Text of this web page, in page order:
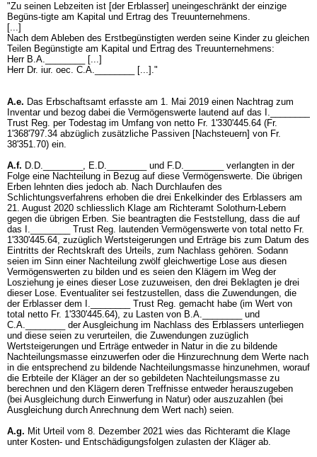
"Zu seinen Lebzeiten ist [der Erblasser] uneingeschränkt der einzige
Begüns-tigte am Kapital und Ertrag des Treuunternehmens.
[...]
Nach dem Ableben des Erstbegünstigten werden seine Kinder zu gleichen
Teilen Begünstigte am Kapital und Ertrag des Treuunternehmens:
Herr B.A.________ [...]
Herr Dr. iur. oec. C.A.________ [...]."
A.e. Das Erbschaftsamt erfasste am 1. Mai 2019 einen Nachtrag zum
Inventar und bezog dabei die Vermögenswerte lautend auf das I.________
Trust Reg. per Todestag im Umfang von netto Fr. 1'330'445.64 (Fr.
1'368'797.34 abzüglich zusätzliche Passiven [Nachsteuern] von Fr.
38'351.70) ein.
A.f. D.D.________, E.D.________ und F.D.________ verlangten in der
Folge eine Nachteilung in Bezug auf diese Vermögenswerte. Die übrigen
Erben lehnten dies jedoch ab. Nach Durchlaufen des
Schlichtungsverfahrens erhoben die drei Enkelkinder des Erblassers am
21. August 2020 schliesslich Klage am Richteramt Solothurn-Lebern
gegen die übrigen Erben. Sie beantragten die Feststellung, dass die auf
das I.________ Trust Reg. lautenden Vermögenswerte von total netto Fr.
1'330'445.64, zuzüglich Wertsteigerungen und Erträge bis zum Datum des
Eintritts der Rechtskraft des Urteils, zum Nachlass gehören. Sodann
seien im Sinn einer Nachteilung zwölf gleichwertige Lose aus diesen
Vermögenswerten zu bilden und es seien den Klägern im Weg der
Losziehung je eines dieser Lose zuzuweisen, den drei Beklagten je drei
dieser Lose. Eventualiter sei festzustellen, dass die Zuwendungen, die
der Erblasser dem I.________ Trust Reg. gemacht habe (im Wert von
total netto Fr. 1'330'445.64), zu Lasten von B.A.________ und
C.A.________ der Ausgleichung im Nachlass des Erblassers unterliegen
und diese seien zu verurteilen, die Zuwendungen zuzüglich
Wertsteigerungen und Erträge entweder in Natur in die zu bildende
Nachteilungsmasse einzuwerfen oder die Hinzurechnung dem Werte nach
in die entsprechend zu bildende Nachteilungsmasse hinzunehmen, worauf
die Erbteile der Kläger an der so gebildeten Nachteilungsmasse zu
berechnen und den Klägern deren Treffnisse entweder herauszugeben
(bei Ausgleichung durch Einwerfung in Natur) oder auszuzahlen (bei
Ausgleichung durch Anrechnung dem Wert nach) seien.
A.g. Mit Urteil vom 8. Dezember 2021 wies das Richteramt die Klage
unter Kosten- und Entschädigungsfolgen zulasten der Kläger ab.